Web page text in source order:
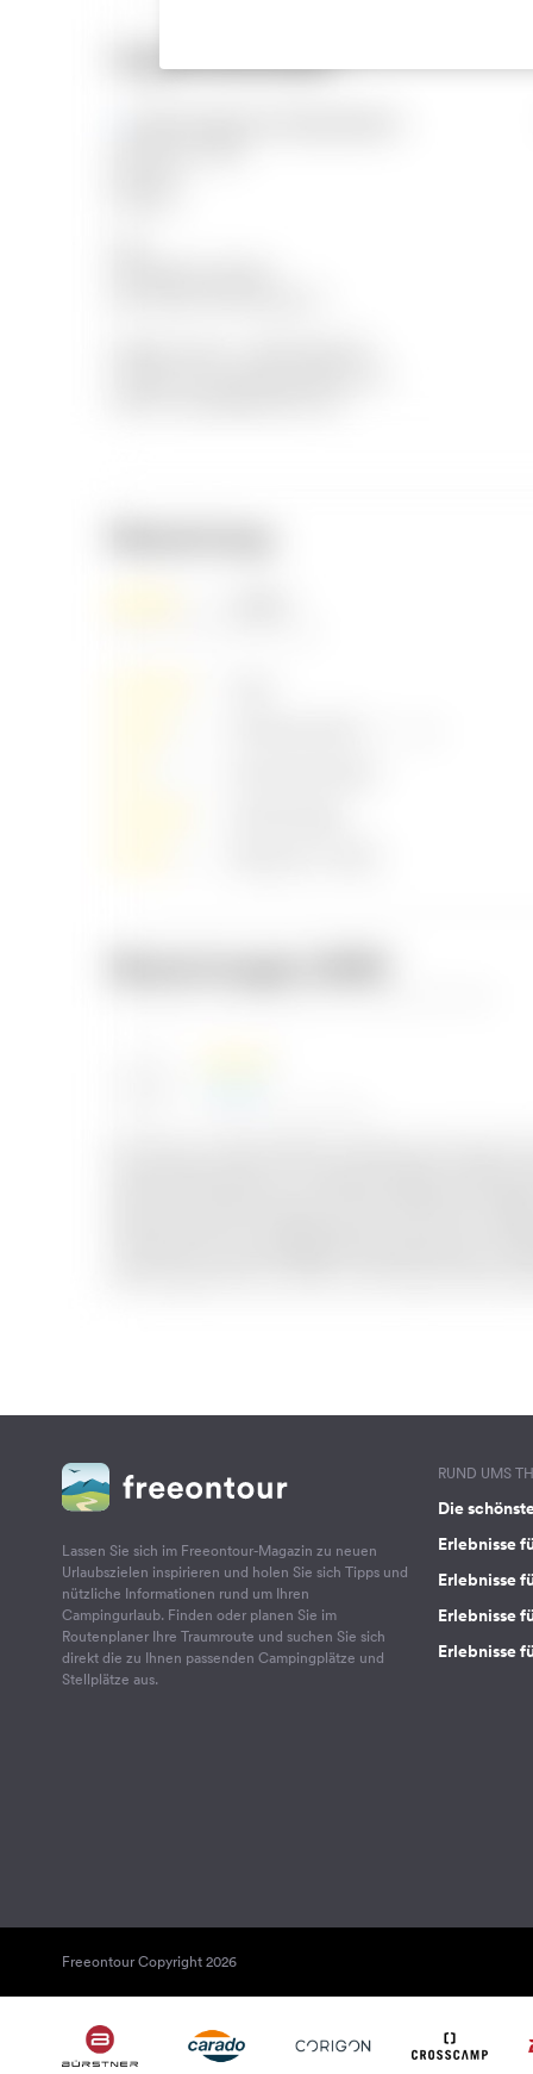
Lassen Sie sich im Freeontour-Magazin zu neuen
Urlaubszielen inspirieren und holen Sie sich Tipps und
nützliche Informationen rund um Ihren
Campingurlaub. Finden oder planen Sie im
Routenplaner Ihre Traumroute und suchen Sie sich
direkt die zu Ihnen passenden Campingplätze und
Stellplätze aus.
RUND UMS
Die
Erlebnisse
Erlebnisse
Erlebnisse
Erlebnisse
Freeontour Copyright 2026